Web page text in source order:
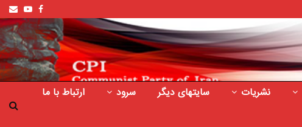
Facebook
نشریات سایتهای دیگر سرود
ارتباط با ما